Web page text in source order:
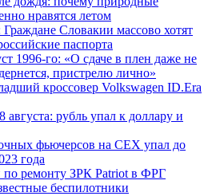
нравятся летом
Словакии массово хотят
паспорта
1996-го: «О сдаче в плен даже не
пристрелю лично»
кроссовер Volkswagen ID.Era
рубль упал к доллару и
фьючерсов на CEX упал до
года
по ремонту ЗРК Patriot в ФРГ
беспилотники